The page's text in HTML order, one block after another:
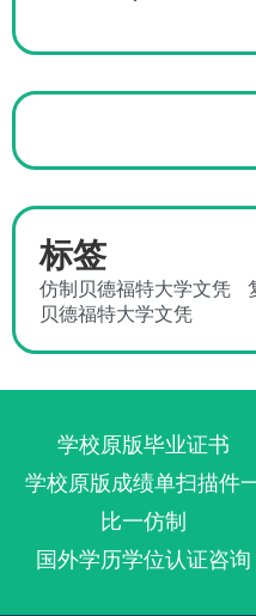
标签
仿制贝德福特大学文凭
贝德福特大学文凭
学校原版毕业证书
学校原版成绩单扫描件
比一仿制
国外学历学位认证咨询